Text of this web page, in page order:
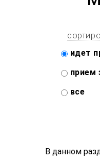
идет
прием
все
В данном